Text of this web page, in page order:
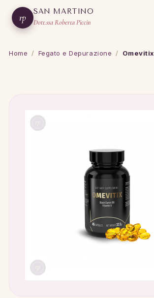
rp
SAN MARTINO
Dott.ssa Roberta Piccin
Home / Fegato e Depurazione / Omevitix